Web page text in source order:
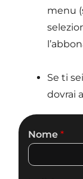
menu
Se ti
dovrai
Nome*